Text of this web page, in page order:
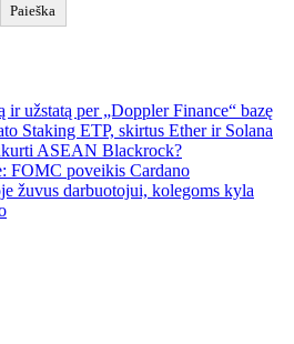
Paieška
ir užstatą per „Doppler Finance“ bazę
Staking ETP, skirtus Ether ir Solana
ASEAN Blackrock?
FOMC poveikis Cardano
žuvus darbuotojui, kolegoms kyla